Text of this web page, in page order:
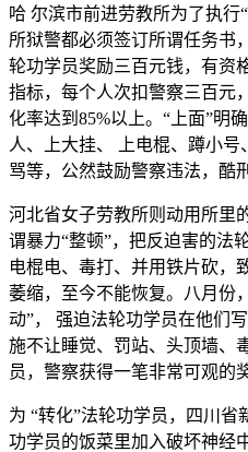
哈 尔滨市前进劳教所为了执行
所狱警都必须签订所谓任务书
轮功学员奖励三百元钱，有资
指标，每个人次扣警察三百元
化率达到85%以上。“上面”明
人、上大挂、 上电棍、蹲小
骂等，公然鼓励警察违法，酷
河北省女子劳教所则动用所里
谓暴力“整顿”，把反迫害的法
电棍电、毒打、并用铁片砍，
萎缩，至今不能恢复。八月份
动”， 强迫法轮功学员在他们
施不让睡觉、罚站、头顶墙、
员，警察获得一笔非常可观的
为 “转化”法轮功学员，四川
功学员的饭菜里加入破坏神经